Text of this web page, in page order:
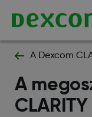
A Dexcom
A